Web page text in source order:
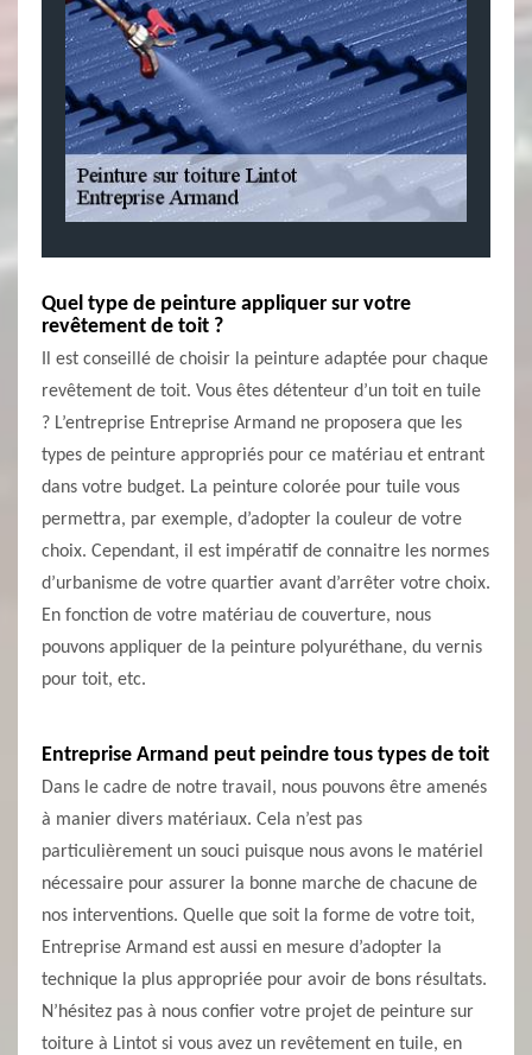
Quel type de peinture appliquer sur votre
revêtement de toit ?
Il est conseillé de choisir la peinture adaptée pour chaque
revêtement de toit. Vous êtes détenteur d’un toit en tuile
? L’entreprise Entreprise Armand ne proposera que les
types de peinture appropriés pour ce matériau et entrant
dans votre budget. La peinture colorée pour tuile vous
permettra, par exemple, d’adopter la couleur de votre
choix. Cependant, il est impératif de connaitre les normes
d’urbanisme de votre quartier avant d’arrêter votre choix.
En fonction de votre matériau de couverture, nous
pouvons appliquer de la peinture polyuréthane, du vernis
pour toit, etc.
Entreprise Armand peut peindre tous types de toit
Dans le cadre de notre travail, nous pouvons être amenés
à manier divers matériaux. Cela n’est pas
particulièrement un souci puisque nous avons le matériel
nécessaire pour assurer la bonne marche de chacune de
nos interventions. Quelle que soit la forme de votre toit,
Entreprise Armand est aussi en mesure d’adopter la
technique la plus appropriée pour avoir de bons résultats.
N’hésitez pas à nous confier votre projet de peinture sur
toiture à Lintot si vous avez un revêtement en tuile, en